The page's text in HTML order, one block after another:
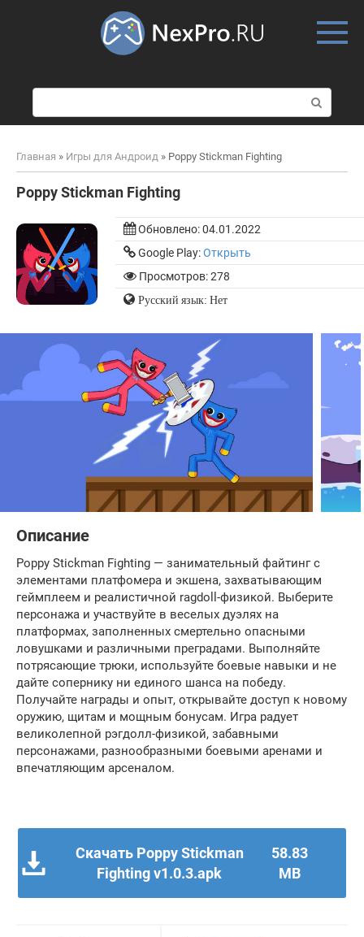
о
и
к
Главная » Игры для Андроид » Poppy Stickman Fighting
Poppy Stickman Fighting
Обновлено:04.01.2022
Google Play:Открыть
Просмотров: 278
Русский язык: Нет
Описание
Poppy Stickman Fighting — занимательный файтинг с
элементами платфомера и экшена, захватывающим
геймплеем и реалистичной ragdoll-физикой. Выберите
персонажа и участвуйте в веселых дуэлях на
платформах, заполненных смертельно опасными
ловушками и различными преградами. Выполняйте
потрясающие трюки, используйте боевые навыки и не
дайте сопернику ни единого шанса на победу.
Получайте награды и опыт, открывайте доступ к новому
оружию, щитам и мощным бонусам. Игра радует
великолепной рэгдолл-физикой, забавными
персонажами, разнообразными боевыми аренами и
впечатляющим арсеналом.
Скачать Poppy Stickman
Fighting v1.0.3.apk
58.83
MB